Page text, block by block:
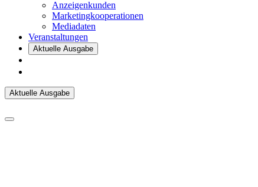
Anzeigenkunden
Marketingkooperationen
Mediadaten
Veranstaltungen
Aktuelle Ausgabe
Aktuelle Ausgabe